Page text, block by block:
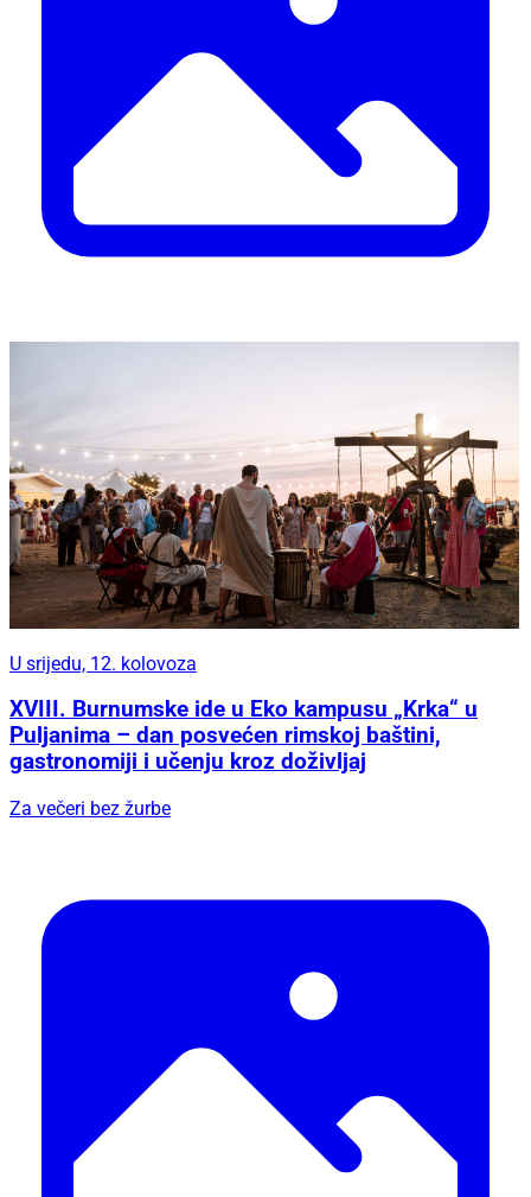
U srijedu, 12. kolovoza
XVIII. Burnumske ide u Eko kampusu „Krka“ u
Puljanima – dan posvećen rimskoj baštini,
gastronomiji i učenju kroz doživljaj
Za večeri bez žurbe